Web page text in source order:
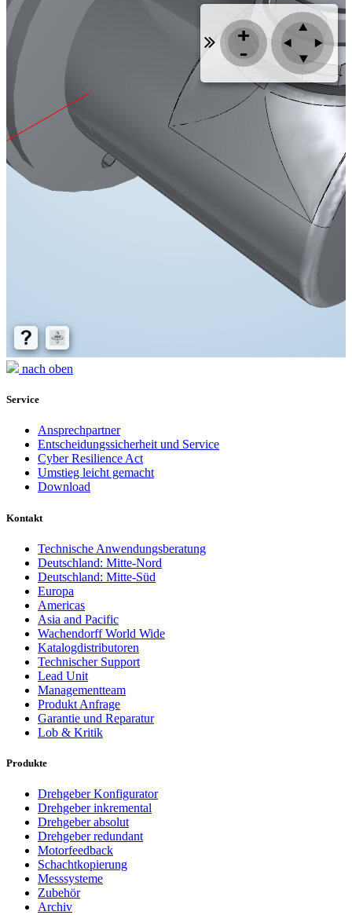
nach oben
Service
Ansprechpartner
Entscheidungssicherheit und Service
Cyber Resilience Act
Umstieg leicht gemacht
Download
Kontakt
Technische Anwendungsberatung
Deutschland: Mitte-Nord
Deutschland: Mitte-Süd
Europa
Americas
Asia and Pacific
Wachendorff World Wide
Katalogdistributoren
Technischer Support
Lead Unit
Managementteam
Produkt Anfrage
Garantie und Reparatur
Lob & Kritik
Produkte
Drehgeber Konfigurator
Drehgeber inkremental
Drehgeber absolut
Drehgeber redundant
Motorfeedback
Schachtkopierung
Messsysteme
Zubehör
Archiv